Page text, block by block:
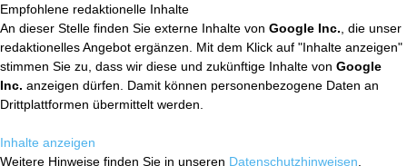
Empfohlene redaktionelle Inhalte
An dieser Stelle finden Sie externe Inhalte von Google Inc. , die unser
redaktionelles Angebot ergänzen. Mit dem Klick auf "Inhalte anzeigen"
stimmen Sie zu, dass wir diese und zukünftige Inhalte von Google
Inc. anzeigen dürfen. Damit können personenbezogene Daten an
Drittplattformen übermittelt werden.
Inhalte anzeigen
Weitere Hinweise finden Sie in unseren Datenschutzhinweisen